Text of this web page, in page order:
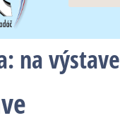
na výstave